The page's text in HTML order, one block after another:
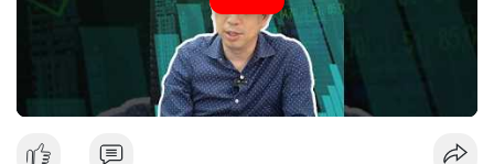
#whalemove #vilanh #btcmempool